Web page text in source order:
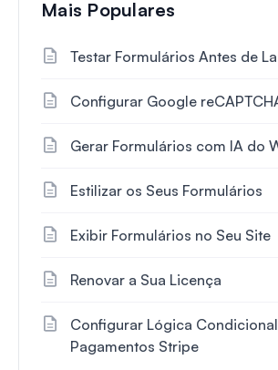
Mais Populares
Testar Formulários Antes de
Configurar Google
Gerar Formulários com IA do
Estilizar os Seus Formulários
Exibir Formulários no Seu Site
Renovar a Sua Licença
Configurar Lógica
Pagamentos Stripe